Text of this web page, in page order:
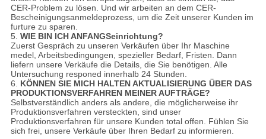
CER-Problem zu lösen. Und wir arbeiten an dem CER-
Bescheinigungsanmeldeprozess, um die Zeit unserer Kunden im
furture zu sparen.
5. WIE BIN ICH ANFANGSeinrichtung?
Zuerst Gespräch zu unseren Verkäufen über Ihr Maschine
medel, Arbeitsbedingungen, spezieller Bedarf, Fristen. Dann
liefern unsere Verkäufe die Details, die Sie benötigen. Alle
Untersuchung responed innerhalb 24 Stunden.
6. KÖNNEN SIE MICH HALTEN AKTUALISIERUNG ÜBER DAS
PRODUKTIONSVERFAHREN MEINER AUFTRÄGE?
Selbstverständlich anders als andere, die möglicherweise ihr
Produktionsverfahren versteckten, sind unser
Produktionsverfahren für unsere Kunden total offen. Fühlen Sie
sich frei, unsere Verkäufe über Ihren Bedarf zu informieren.